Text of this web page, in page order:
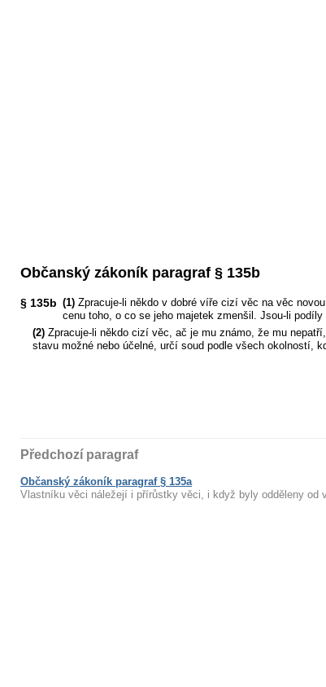
Občanský zákoník paragraf § 135b
§ 135b (1) Zpracuje-li někdo v dobré víře cizí věc na věc
cenu toho, o co se jeho majetek zmenšil. Jsou-li
(2)Zpracuje-li někdo cizí věc, ač je mu známo, že mu
stavu možné nebo účelné, určí soud podle všech okolností,
Předchozí paragraf
Občanský zákoník paragraf § 135a
Vlastníku věci náležejí i přírůstky věci, i když byly odděleny od